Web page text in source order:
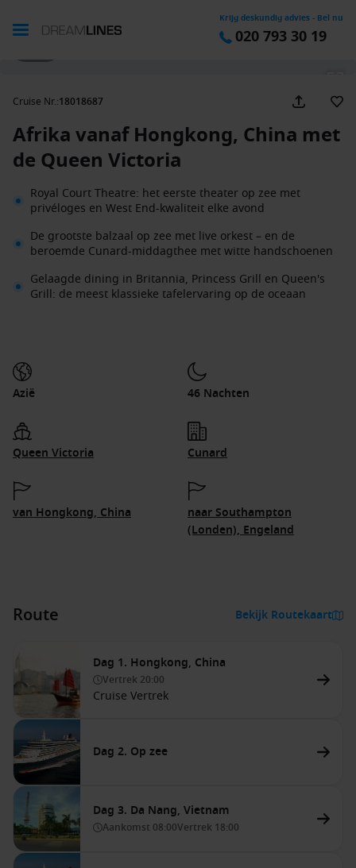
Krijg deskundig advies - Bel nu
020 793 30 19
Cruise Nr.:18018687
Afrika vanaf Hongkong, China met
de Queen Victoria
Royal Court Theatre: het eerste theater op zee met
privéloges en West End-kwaliteit elke avond
De grootste balzaal op zee met live orkest – en de
beroemde Cunard-middagthee met witte handschoenen
Gelaagde dining in Britannia, Princess Grill en Queen's
Grill: de meest klassieke tafelervaring op de oceaan
Azië 46 Nachten
Queen Victoria Cunard
van Hongkong, China
naar Southampton
(Londen), Engeland
Route Bekijk Routekaart
Dag 1. Hongkong, China
Vertrek 20:00
Cruise Vertrek
Dag 2. Op zee
Dag 3. Da Nang, Vietnam
Aankomst 08:00Vertrek 18:00